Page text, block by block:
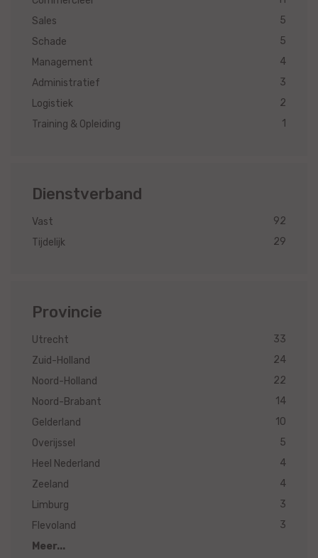
Sales
5
Schade
5
Management
4
Administratief
3
Logistiek
2
Training & Opleiding
1
Dienstverband
Vast
92
Tijdelijk
29
Provincie
Utrecht
33
Zuid-Holland
24
Noord-Holland
22
Noord-Brabant
14
Gelderland
10
Overijssel
5
Heel Nederland
4
Zeeland
4
Limburg
3
Flevoland
3
Meer...